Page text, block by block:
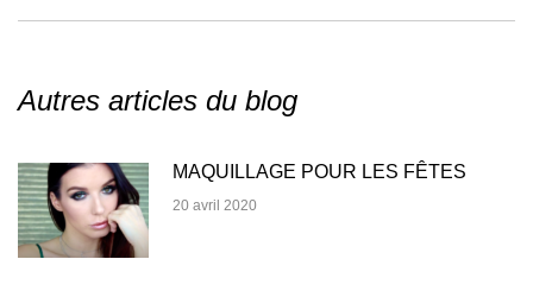
Autres articles du blog
MAQUILLAGE POUR LES FÊTES
20 avril 2020